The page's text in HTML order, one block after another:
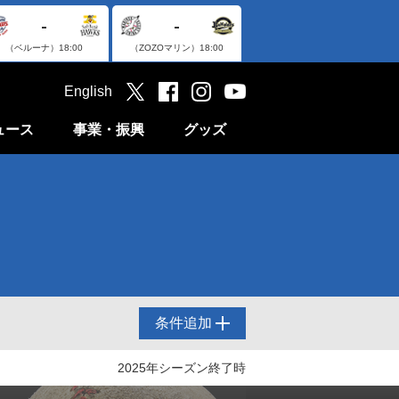
-
（ベルーナ） 18:00
-
（ZOZOマリン） 18:00
ース 事業・振興 グッズ
English
条件追加
2025年シーズン終了時